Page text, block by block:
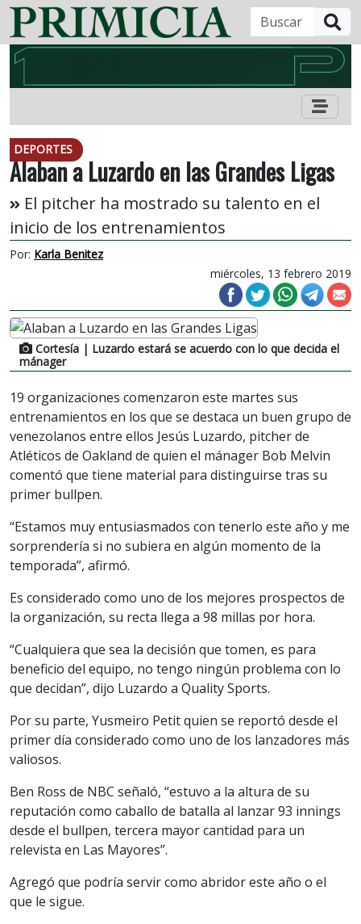
DEPORTES
Alaban a Luzardo en las Grandes Ligas
El pitcher ha mostrado su talento en el
inicio de los entrenamientos
Por: Karla Benitez
miércoles, 13 febrero 2019
Cortesía | Luzardo estará se acuerdo con lo que decida el
mánager
19 organizaciones comenzaron este martes sus
entrenamientos en los que se destaca un buen grupo de
venezolanos entre ellos Jesús Luzardo, pitcher de
Atléticos de Oakland de quien el mánager Bob Melvin
comentó que tiene material para distinguirse tras su
primer bullpen.
“Estamos muy entusiasmados con tenerlo este año y me
sorprendería si no subiera en algún momento de la
temporada”, afirmó.
Es considerado como uno de los mejores prospectos de
la organización, su recta llega a 98 millas por hora.
“Cualquiera que sea la decisión que tomen, es para
beneficio del equipo, no tengo ningún problema con lo
que decidan”, dijo Luzardo a Quality Sports.
Por su parte, Yusmeiro Petit quien se reportó desde el
primer día considerado como uno de los lanzadores más
valiosos.
Ben Ross de NBC señaló, “estuvo a la altura de su
reputación como caballo de batalla al lanzar 93 innings
desde el bullpen, tercera mayor cantidad para un
relevista en Las Mayores”.
Agregó que podría servir como abridor este año o el
que le sigue.